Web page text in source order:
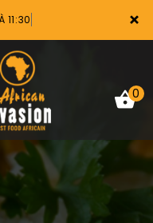
×
11:30
0